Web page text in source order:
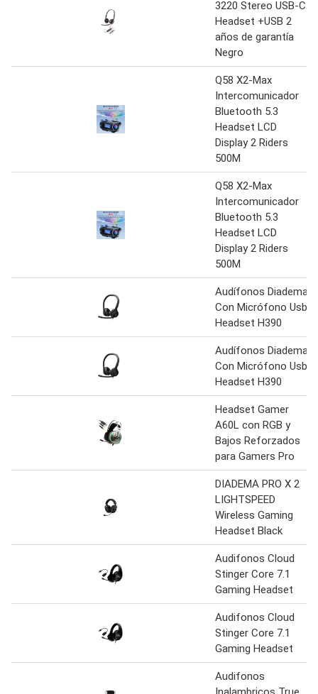
3220 Stereo USB-C
Headset +USB 2
años de garantía
Negro
Q58 X2-Max
Intercomunicador
Bluetooth 5.3
Headset LCD
Display 2 Riders
500M
Q58 X2-Max
Intercomunicador
Bluetooth 5.3
Headset LCD
Display 2 Riders
500M
Audífonos Diadema
Con Micrófono Usb
Headset H390
Audífonos Diadema
Con Micrófono Usb
Headset H390
Headset Gamer
A60L con RGB y
Bajos Reforzados
para Gamers Pro
DIADEMA PRO X 2
LIGHTSPEED
Wireless Gaming
Headset Black
Audifonos Cloud
Stinger Core 7.1
Gaming Headset
Audifonos Cloud
Stinger Core 7.1
Gaming Headset
Audifonos